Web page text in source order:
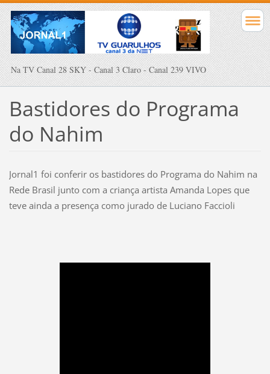
Na TV Canal 28 SKY - Canal 3 Claro - Canal 239 VIVO
Bastidores do Programa
do Nahim
Jornal1 foi conferir os bastidores do Programa do Nahim na
Rede Brasil junto com a criança artista Amanda Lopes que
teve ainda a presença como jurado de Luciano Faccioli